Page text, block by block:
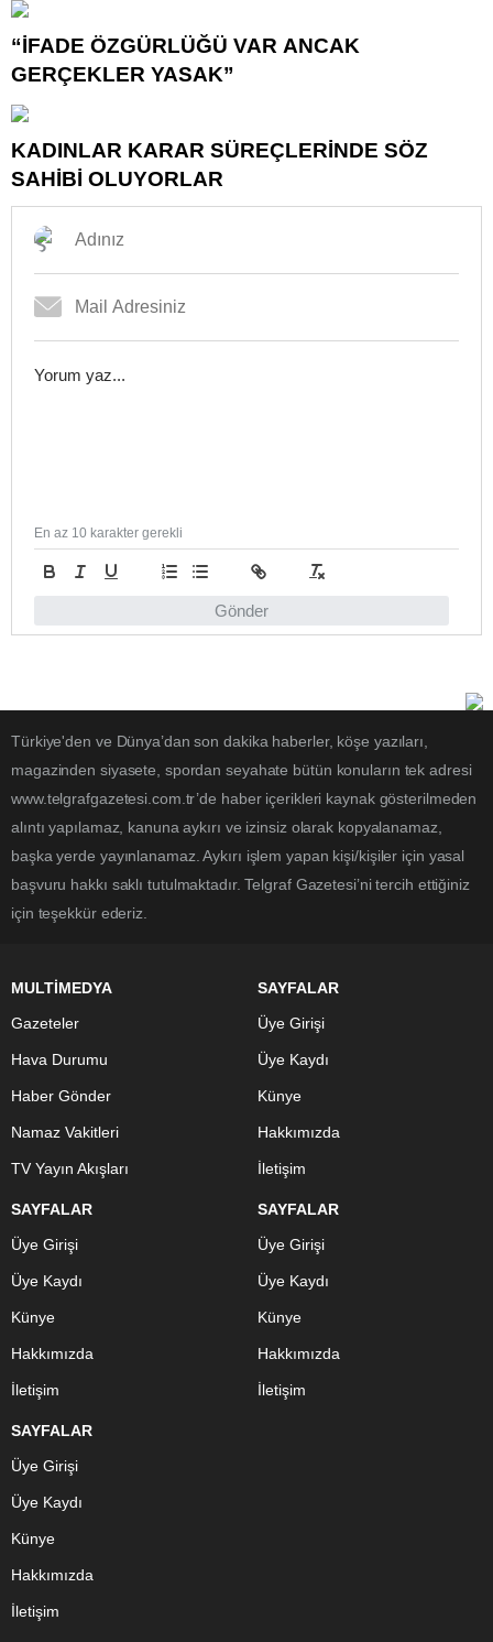
“İFADE ÖZGÜRLÜĞÜ VAR ANCAK
GERÇEKLER YASAK”
KADINLAR KARAR SÜREÇLERİNDE SÖZ
SAHİBİ OLUYORLAR
Gönder
En az 10 karakter gerekli
Türkiye'den ve Dünya’dan son dakika haberler, köşe yazıları,
magazinden siyasete, spordan seyahate bütün konuların tek adresi
www.telgrafgazetesi.com.tr’de haber içerikleri kaynak gösterilmeden
alıntı yapılamaz, kanuna aykırı ve izinsiz olarak kopyalanamaz,
başka yerde yayınlanamaz. Aykırı işlem yapan kişi/kişiler için yasal
başvuru hakkı saklı tutulmaktadır. Telgraf Gazetesi’ni tercih ettiğiniz
için teşekkür ederiz.
MULTİMEDYA
Gazeteler
Hava Durumu
Haber Gönder
Namaz Vakitleri
TV Yayın Akışları
SAYFALAR
Üye Girişi
Üye Kaydı
Künye
Hakkımızda
İletişim
SAYFALAR
Üye Girişi
Üye Kaydı
Künye
Hakkımızda
İletişim
SAYFALAR
Üye Girişi
Üye Kaydı
Künye
Hakkımızda
İletişim
SAYFALAR
Üye Girişi
Üye Kaydı
Künye
Hakkımızda
İletişim